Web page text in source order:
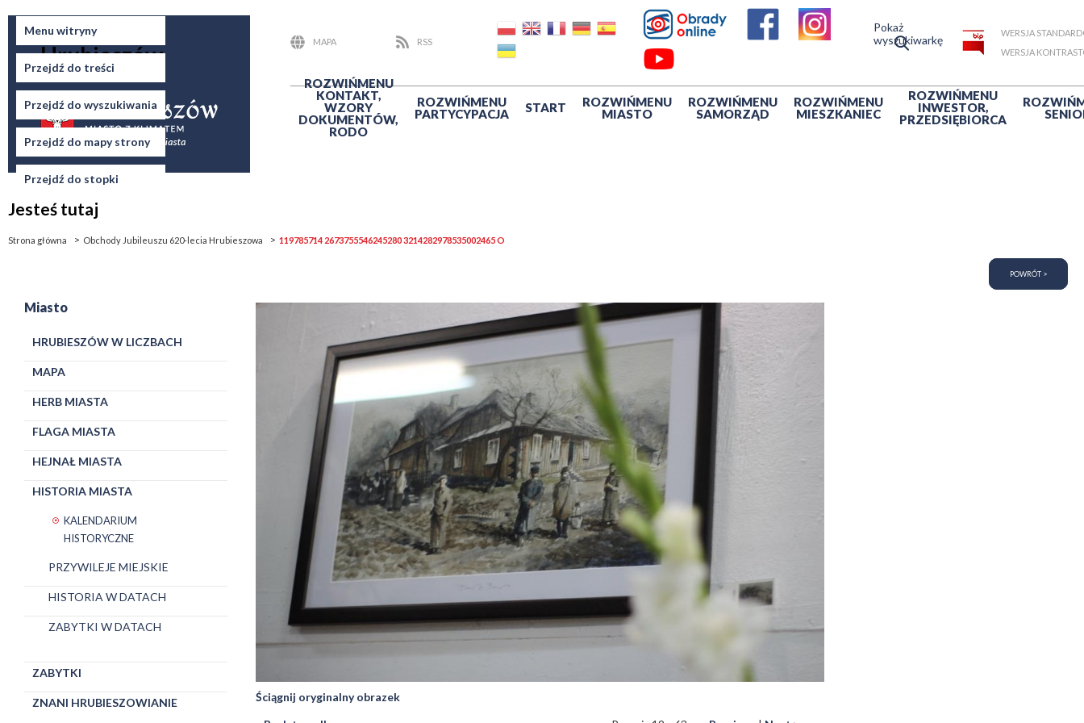
Menu witryny
Przejdź do treści
Przejdź do wyszukiwania
Przejdź do mapy strony
Przejdź do stopki
Miasto
Hrubieszów
MAPA
RSS
Pokaż
wyszukiwarkę
WERSJA
WERSJA
ROZWIŃMENU
KONTAKT,
WZORY
DOKUMENTÓW,
RODO
ROZWIŃMENU
PARTYCYPACJA
START ROZWIŃMENU
MIASTO
ROZWIŃMENU
SAMORZĄD
ROZWIŃMENU
MIESZKANIEC
ROZWIŃMENU
INWESTOR,
PRZEDSIĘBIORCA
ROZWIŃ
Jesteś tutaj
Strona główna Obchody Jubileuszu 620-lecia Hrubieszowa 119785714 2673755546245280 3214282978535002465 O
POWRÓT >
Miasto
HRUBIESZÓW W LICZBACH
MAPA
HERB MIASTA
FLAGA MIASTA
HEJNAŁ MIASTA
HISTORIA MIASTA
KALENDARIUM
HISTORYCZNE
PRZYWILEJE MIEJSKIE
HISTORIA W DATACH
ZABYTKI W DATACH
ZABYTKI
ZNANI HRUBIESZOWIANIE
Ściągnij oryginalny obrazek